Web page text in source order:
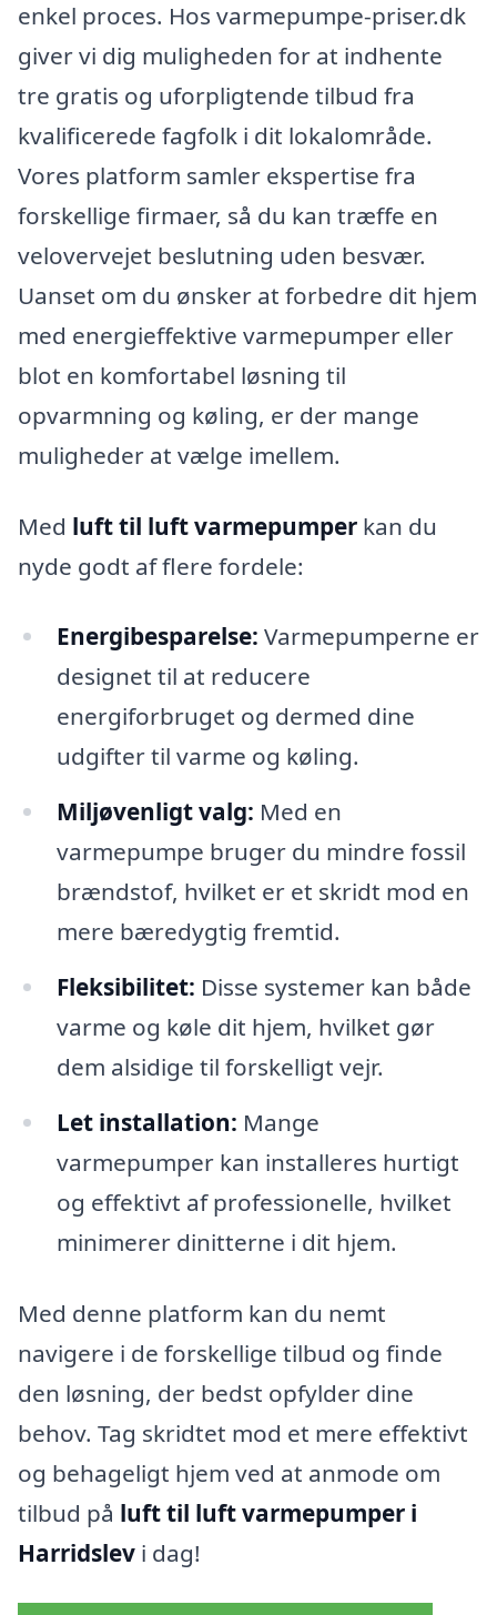
enkel proces. Hos varmepumpe-priser.dk
giver vi dig muligheden for at indhente
tre gratis og uforpligtende tilbud fra
kvalificerede fagfolk i dit lokalområde.
Vores platform samler ekspertise fra
forskellige firmaer, så du kan træffe en
velovervejet beslutning uden besvær.
Uanset om du ønsker at forbedre dit hjem
med energieffektive varmepumper eller
blot en komfortabel løsning til
opvarmning og køling, er der mange
muligheder at vælge imellem.
Med luft til luft varmepumper kan du
nyde godt af flere fordele:
Energibesparelse: Varmepumperne er
designet til at reducere
energiforbruget og dermed dine
udgifter til varme og køling.
Miljøvenligt valg: Med en
varmepumpe bruger du mindre fossil
brændstof, hvilket er et skridt mod en
mere bæredygtig fremtid.
Fleksibilitet: Disse systemer kan både
varme og køle dit hjem, hvilket gør
dem alsidige til forskelligt vejr.
Let installation: Mange
varmepumper kan installeres hurtigt
og effektivt af professionelle, hvilket
minimerer dinitterne i dit hjem.
Med denne platform kan du nemt
navigere i de forskellige tilbud og finde
den løsning, der bedst opfylder dine
behov. Tag skridtet mod et mere effektivt
og behageligt hjem ved at anmode om
tilbud på luft til luft varmepumper i
Harridslev i dag!